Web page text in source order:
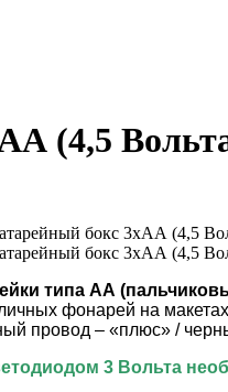
(4,5
типа АА
фонарей на
провод – «плюс» /
3 Вольта